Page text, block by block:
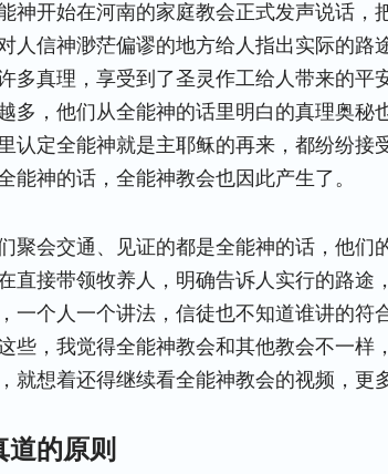
开始在河南的家庭教会正式发声说话，
人信神渺茫偏谬的地方给人指出实际的路
多真理，享受到了圣灵作工给人带来的平
多，他们从全能神的话里明白的真理奥秘
认定全能神就是主耶稣的再来，都纷纷接
能神的话，全能神教会也因此产生了。
聚会交通、见证的都是全能神的话，他们
直接带领牧养人，明确告诉人实行的路途
一个人一个讲法，信徒也不知道谁讲的符
些，我觉得全能神教会和其他教会不一样
就想着还得继续看全能神教会的视频，更
的原则